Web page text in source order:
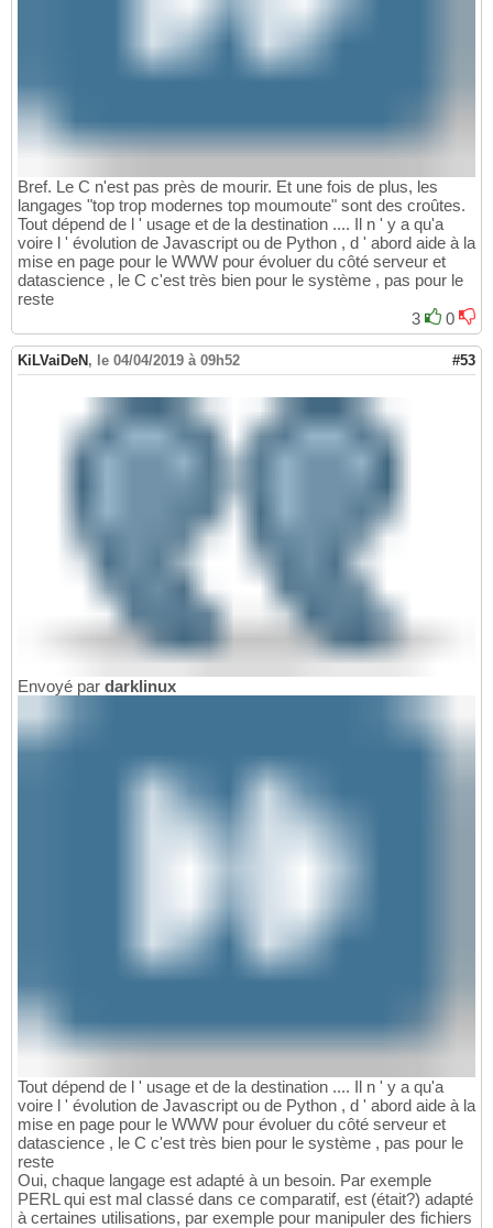
Bref. Le C n'est pas près de mourir. Et une fois de plus, les
langages "top trop modernes top moumoute" sont des croûtes.
Tout dépend de l ' usage et de la destination .... Il n ' y a qu'a
voire l ' évolution de Javascript ou de Python , d ' abord aide à la
mise en page pour le WWW pour évoluer du côté serveur et
datascience , le C c'est très bien pour le système , pas pour le
reste
3
0
KiLVaiDeN , le 04/04/2019 à 09h52 #53
Envoyé par darklinux
Tout dépend de l ' usage et de la destination .... Il n ' y a qu'a
voire l ' évolution de Javascript ou de Python , d ' abord aide à la
mise en page pour le WWW pour évoluer du côté serveur et
datascience , le C c'est très bien pour le système , pas pour le
reste
Oui, chaque langage est adapté à un besoin. Par exemple
PERL qui est mal classé dans ce comparatif, est (était?) adapté
à certaines utilisations, par exemple pour manipuler des fichiers